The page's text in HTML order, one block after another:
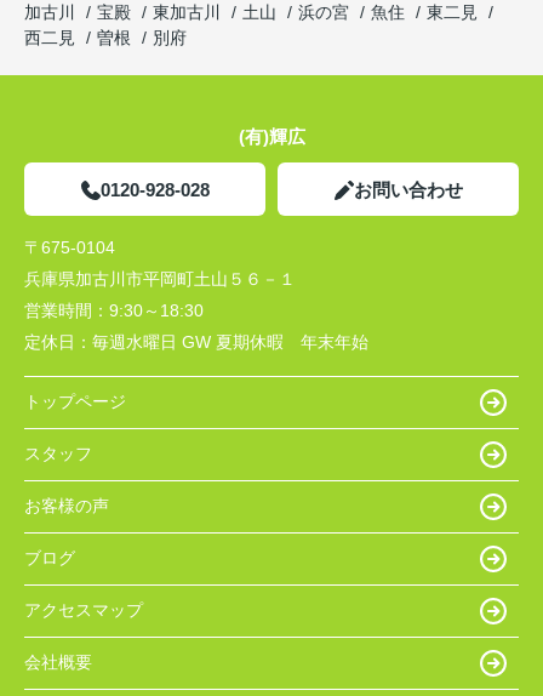
加古川
宝殿 東加古川 土山 浜の宮 魚住
東二見
西二見
曽根 別府
(有)輝広
0120-928-028 お問い合わせ
〒675-0104
兵庫県加古川市平岡町土山５６－１
営業時間： 9:30～18:30
定休日： 毎週水曜日 GW 夏期休暇 年末年始
トップページ
スタッフ
お客様の声
ブログ
アクセスマップ
会社概要